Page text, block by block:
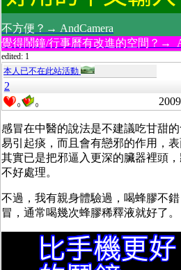
不方便？→ AndCamera
覺得鬧鐘/行事曆有改進的空間？→
edited: 1
本人已不在此站活動
2
0 0
感冒在中醫的說法是不建議吃甘甜
易引起痰，而且會有戀邪的作用，
其實已是把邪逼入更深的臟器裡頭
不好處理。
不過，我有親身體驗過，喝蜂膠不
冒，通常喝幾次蜂膠稀釋液就好了。